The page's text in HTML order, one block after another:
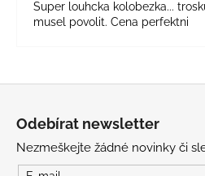
Super louhcka kolobezka...
musel povolit. Cena perfektni
Odebírat newsletter
Nezmeškejte žádné novinky či